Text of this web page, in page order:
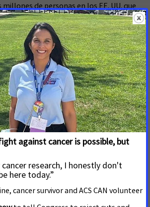
de personas en los EE. UU. que
sus primas mensuales
un seguro privado por primera vez.
enfrentan un diagnóstico de cáncer y
de desarrollar la enfermedad, esta
la vida. Sin embargo, de no haber una
de los créditos aumentados, los
muchos de los cuales todavía
o atención de supervivencia que abarca
primas que se dispararán cuando
lo tanto, ACS CAN seguirá trabajando
del Congreso para hacer que el
sea permanente.
el paquete de conciliación no hace
brecha en la cobertura de Medicaid que
de personas en los EE. UU. el